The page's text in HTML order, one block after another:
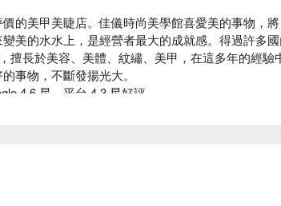
的美甲美睫店。佳儀時尚美學館喜愛美的事物，
美的水水上，是經營者最大的成就感。得過許多
擅長於美容、美體、紋繡、美甲，在這多年的經驗
事物，不斷發揚光大。
4.6 星、平台 4.3 星好評